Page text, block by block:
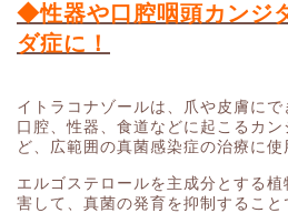
◆性器や口腔咽頭カンジ
ダ症に！
イトラコナゾールは、爪や皮膚にで
口腔、性器、食道などに起こるカ
ど、広範囲の真菌感染症の治療に使
エルゴステロールを主成分とする
害して、真菌の発育を抑制するこ